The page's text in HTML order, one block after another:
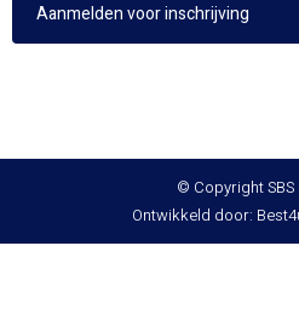
Aanmelden voor inschrijving
© Copyright SBS
Ontwikkeld door: